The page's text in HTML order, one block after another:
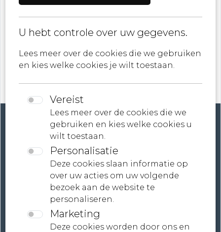
ik ga akkoord met Privacybeleid
Account
Contact
Neem contact met ons op
Voorwaarden
U hebt controle over uw gegevens.
Lees meer over de cookies die we gebruiken
en kies welke cookies je wilt toestaan.
Vereist
Lees meer over de cookies die we
gebruiken en kies welke cookies u
wilt toestaan.
Personalisatie
Deze cookies slaan informatie op
over uw acties om uw volgende
bezoek aan de website te
personaliseren.
Marketing
Deze cookies worden door ons en